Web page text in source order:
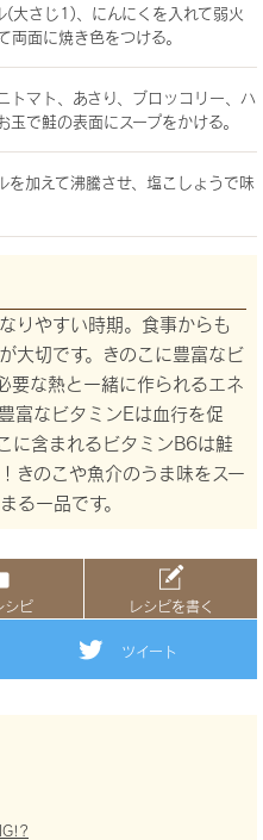
(大さじ1)、にんにくを入れて弱火
面に焼き色をつける。
トマト、あさり、ブロッコリー、ハ
で鮭の表面にスープをかける。
を加えて沸騰させ、塩こしょうで味
りやすい時期。食事からも
大切です。きのこに豊富なビ
要な熱と一緒に作られるエネ
富なビタミンEは血行を促
に含まれるビタミンB6は鮭
きのこや魚介のうま味をスー
る一品です。
シピ レシピを書く
ツイート